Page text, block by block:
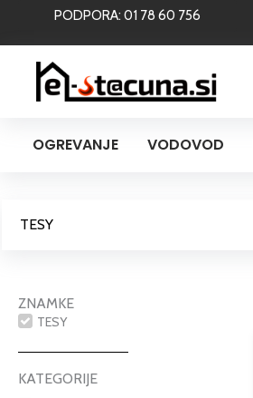
PODPORA: 01 78 60 756
OGREVANJE VODOVOD
TESY
ZNAMKE
TESY
KATEGORIJE